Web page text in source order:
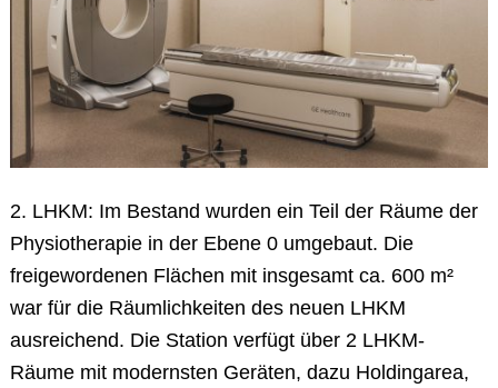
2. LHKM: Im Bestand wurden ein Teil der Räume der
Physiotherapie in der Ebene 0 umgebaut. Die
freigewordenen Flächen mit insgesamt ca. 600 m²
war für die Räumlichkeiten des neuen LHKM
ausreichend. Die Station verfügt über 2 LHKM-
Räume mit modernsten Geräten, dazu Holdingarea,